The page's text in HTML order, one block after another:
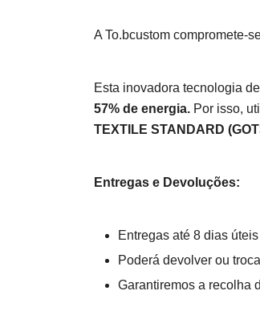
A To.bcustom compromete-
Esta inovadora tecnologia
57% de energia. Por isso,
TEXTILE STANDARD
Entregas e Devoluções:
Entregas até 8 dias
Poderá devolver ou
Garantiremos a recolha